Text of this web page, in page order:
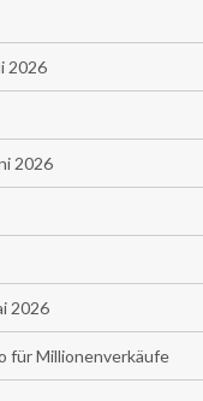
2026
2026
2026
für Millionenverkäufe